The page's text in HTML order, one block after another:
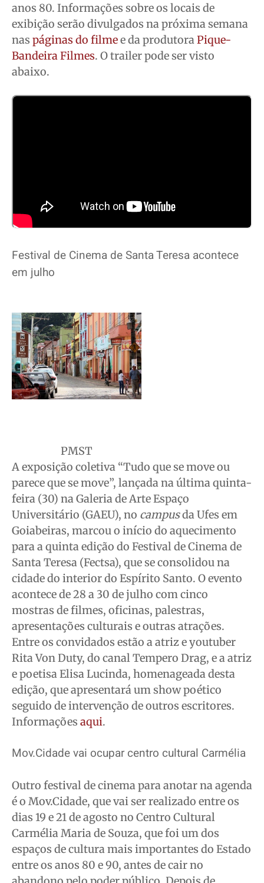
anos 80. Informações sobre os locais de
exibição serão divulgados na próxima semana
nas páginas do filmee da produtoraPique-
Bandeira Filmes. O trailer pode ser visto
abaixo.
Festival de Cinema de Santa Teresa acontece
em julho
PMST
A exposição coletiva “Tudo que se move ou
parece que se move”, lançada na última quinta-
feira (30) na Galeria de Arte Espaço
Universitário (GAEU), no campusda Ufes em
Goiabeiras, marcou o início do aquecimento
para a quinta edição do Festival de Cinema de
Santa Teresa (Fectsa), que se consolidou na
cidade do interior do Espírito Santo. O evento
acontece de 28 a 30 de julho com cinco
mostras de filmes, oficinas, palestras,
apresentações culturais e outras atrações.
Entre os convidados estão a atriz e youtuber
Rita Von Duty, do canal Tempero Drag, e a atriz
e poetisa Elisa Lucinda, homenageada desta
edição, que apresentará um show poético
seguido de intervenção de outros escritores.
Informações aqui.
Mov.Cidade vai ocupar centro cultural Carmélia
Outro festival de cinema para anotar na agenda
é o Mov.Cidade, que vai ser realizado entre os
dias 19 e 21 de agosto no Centro Cultural
Carmélia Maria de Souza, que foi um dos
espaços de cultura mais importantes do Estado
entre os anos 80 e 90, antes de cair no